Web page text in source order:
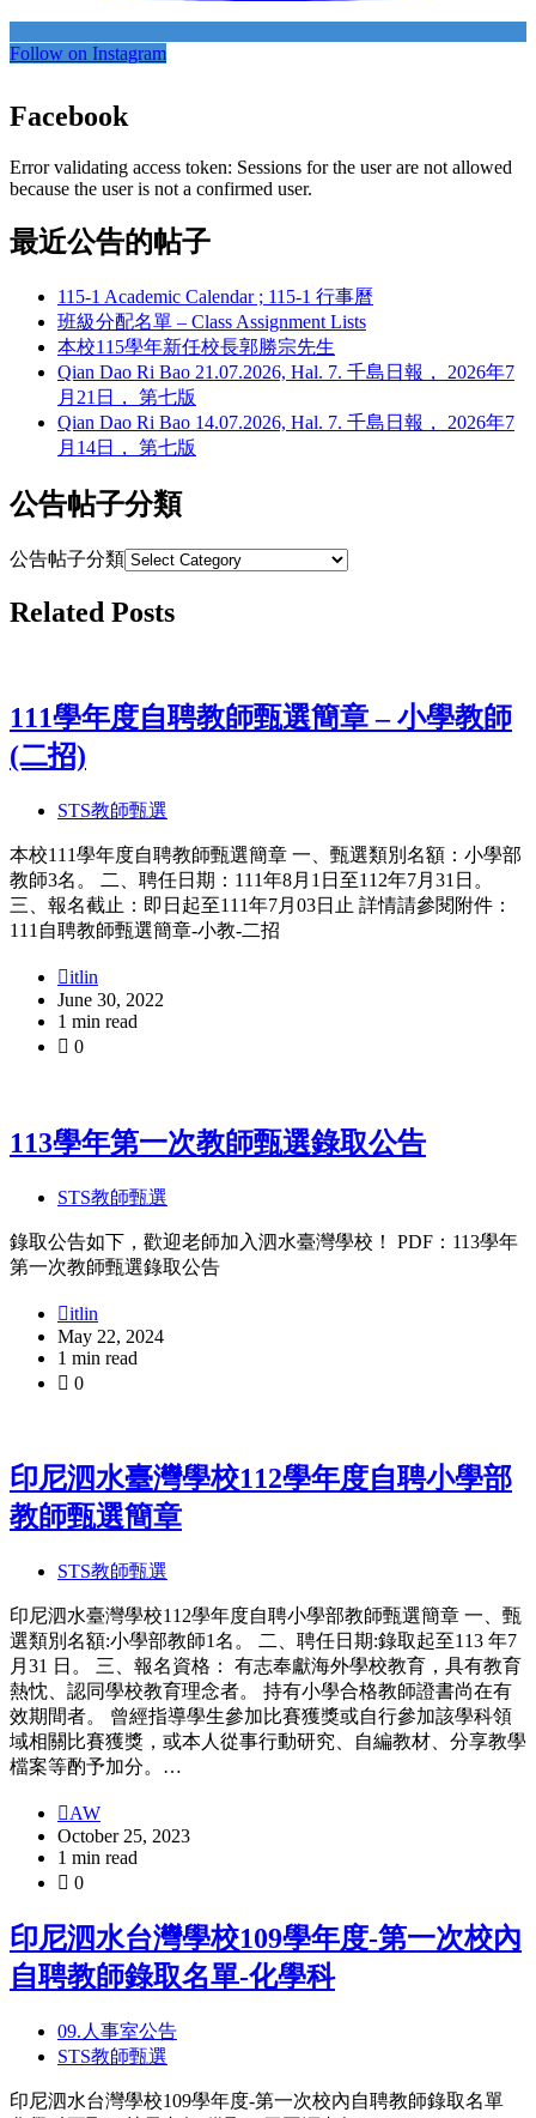
Follow on Instagram
Facebook
Error validating access token: Sessions for the user are not allowed
because the user is not a confirmed user.
最近公告的帖子
115-1 Academic Calendar ; 115-1 行事曆
班級分配名單 – Class Assignment Lists
本校115學年新任校長郭勝宗先生
Qian Dao Ri Bao 21.07.2026, Hal. 7. 千島日報， 2026年7
月21日， 第七版
Qian Dao Ri Bao 14.07.2026, Hal. 7. 千島日報， 2026年7
月14日， 第七版
公告帖子分類
公告帖子分類
Related Posts
111學年度自聘教師甄選簡章 – 小學教師
(二招)
STS教師甄選
本校111學年度自聘教師甄選簡章 一、甄選類別名額：小學部
教師3名。 二、聘任日期：111年8月1日至112年7月31日。
三、報名截止：即日起至111年7月03日止 詳情請參閱附件：
111自聘教師甄選簡章-小教-二招
itlin
June 30, 2022
1 min read
0
113學年第一次教師甄選錄取公告
STS教師甄選
錄取公告如下，歡迎老師加入泗水臺灣學校！ PDF：113學年
第一次教師甄選錄取公告
itlin
May 22, 2024
1 min read
0
印尼泗水臺灣學校112學年度自聘小學部
教師甄選簡章
STS教師甄選
印尼泗水臺灣學校112學年度自聘小學部教師甄選簡章 一、甄
選類別名額:小學部教師1名。 二、聘任日期:錄取起至113 年7
月31 日。 三、報名資格： 有志奉獻海外學校教育，具有教育
熱忱、認同學校教育理念者。 持有小學合格教師證書尚在有
效期間者。 曾經指導學生參加比賽獲獎或自行參加該學科領
域相關比賽獲獎，或本人從事行動研究、自編教材、分享教學
檔案等酌予加分。…
AW
October 25, 2023
1 min read
0
印尼泗水台灣學校109學年度-第一次校內
自聘教師錄取名單-化學科
09.人事室公告
STS教師甄選
印尼泗水台灣學校109學年度-第一次校內自聘教師錄取名單